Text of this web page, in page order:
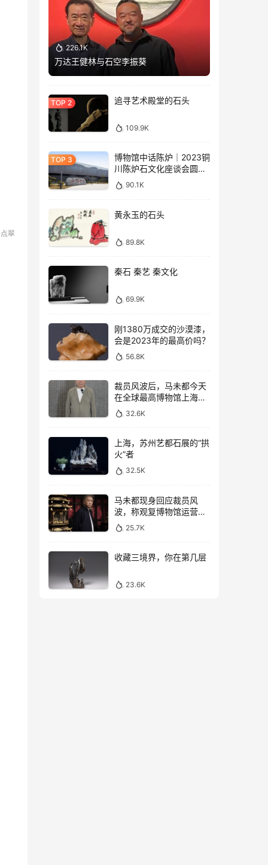
点翠
226.1K
万达王健林与石空李振葵
追寻艺术殿堂的石头
109.9K
博物馆中话陈炉｜2023铜
川陈炉石文化座谈会圆满
落幕90.1K
黄永玉的石头
89.8K
秦石 秦艺 秦文化
69.9K
刚1380万成交的沙漠漆，
会是2023年的最高价吗？
56.8K
裁员风波后，马未都今天
在全球最高博物馆上海观
复直播
32.6K
上海，苏州艺都石展的“拱
火”者
32.5K
马未都现身回应裁员风
波，称观复博物馆运营一
切向好，真实情况如何？
25.7K
收藏三境界，你在第几层
23.6K